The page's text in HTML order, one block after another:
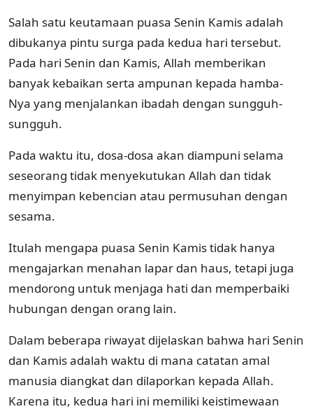
Salah satu keutamaan puasa Senin Kamis adalah
dibukanya pintu surga pada kedua hari tersebut.
Pada hari Senin dan Kamis, Allah memberikan
banyak kebaikan serta ampunan kepada hamba-
Nya yang menjalankan ibadah dengan sungguh-
sungguh.
Pada waktu itu, dosa-dosa akan diampuni selama
seseorang tidak menyekutukan Allah dan tidak
menyimpan kebencian atau permusuhan dengan
sesama.
Itulah mengapa puasa Senin Kamis tidak hanya
mengajarkan menahan lapar dan haus, tetapi juga
mendorong untuk menjaga hati dan memperbaiki
hubungan dengan orang lain.
Dalam beberapa riwayat dijelaskan bahwa hari Senin
dan Kamis adalah waktu di mana catatan amal
manusia diangkat dan dilaporkan kepada Allah.
Karena itu, kedua hari ini memiliki keistimewaan